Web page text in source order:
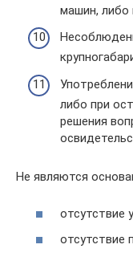
машин, либо
либо при
решения
Не являются
отсутствие
отсутствие